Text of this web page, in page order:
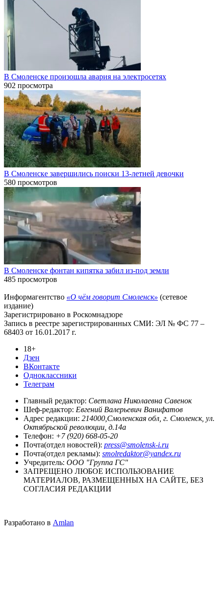
В Смоленске произошла авария на электросетях
902 просмотра
В Смоленске завершились поиски 13-летней девочки
580 просмотров
В Смоленске фонтан кипятка забил из-под земли
485 просмотров
Информагентство «О чём говорит Смоленск» (сетевое
издание)
Зарегистрировано в Роскомнадзоре
Запись в реестре зарегистрированных СМИ: ЭЛ № ФС 77 –
68403 от 16.01.2017 г.
18+
Дзен
ВКонтакте
Одноклассники
Телеграм
Главный редактор: Светлана Николаевна Савенок
Шеф-редактор: Евгений Валерьевич Ванифатов
Адрес редакции: 214000,Смоленская обл, г. Смоленск, ул.
Октябрьской революции, д.14а
Телефон: +7 (920) 668-05-20
Почта(отдел новостей): press@smolensk-i.ru
Почта(отдел рекламы): smolredaktor@yandex.ru
Учредитель: ООО "Группа ГС"
ЗАПРЕЩЕНО ЛЮБОЕ ИСПОЛЬЗОВАНИЕ
МАТЕРИАЛОВ, РАЗМЕЩЕННЫХ НА САЙТЕ, БЕЗ
СОГЛАСИЯ РЕДАКЦИИ
Разработано в Amlan